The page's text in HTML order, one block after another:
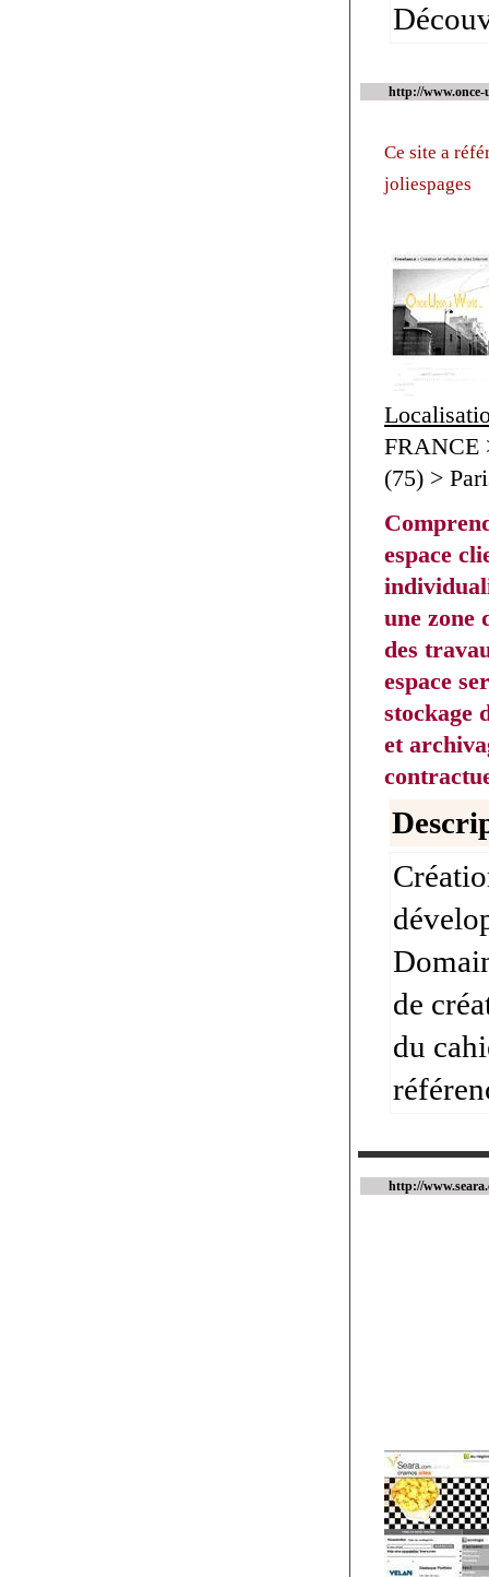
http://www.once-
Ce site a
joliespages
FRANCE
(75) >
espace
une zone
des
espace
stockage
et
de
du
http://